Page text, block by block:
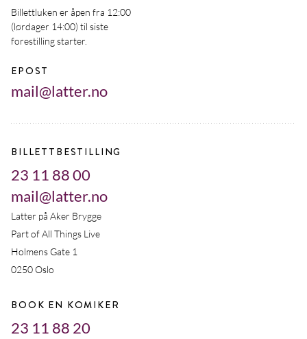
Billettluken er åpen fra 12:00
(lørdager 14:00) til siste
forestilling starter.
EPOST
mail@latter.no
BILLETTBESTILLING
23 11 88 00
mail@latter.no
Latter på Aker Brygge
Part of All Things Live
Holmens Gate 1
0250 Oslo
BOOK EN KOMIKER
23 11 88 20